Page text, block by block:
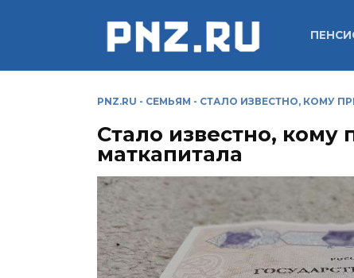
PNZ.RU - СЕМЬЯМ - СТАЛО ИЗВЕСТНО, КОМУ
Стало известно, кому
маткапитала